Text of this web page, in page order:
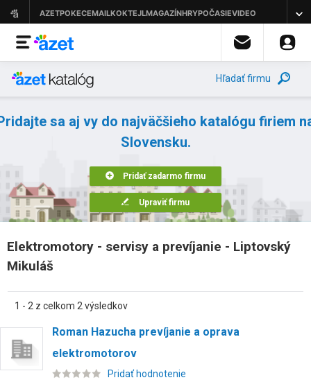
Hľadať firmu
sa aj vy do najväčšieho katalógu firiem
Slovensku.
Pridať zadarmo firmu
Upraviť firmu
Elektromotory - servisy a prevíjanie - Liptovský
Mikuláš
1 - 2 z celkom 2 výsledkov
Roman Hazucha prevíjanie a oprava
elektromotorov
Pridať hodnotenie